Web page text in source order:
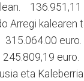
136.951,11
Arregi
euro.
euro.
eta